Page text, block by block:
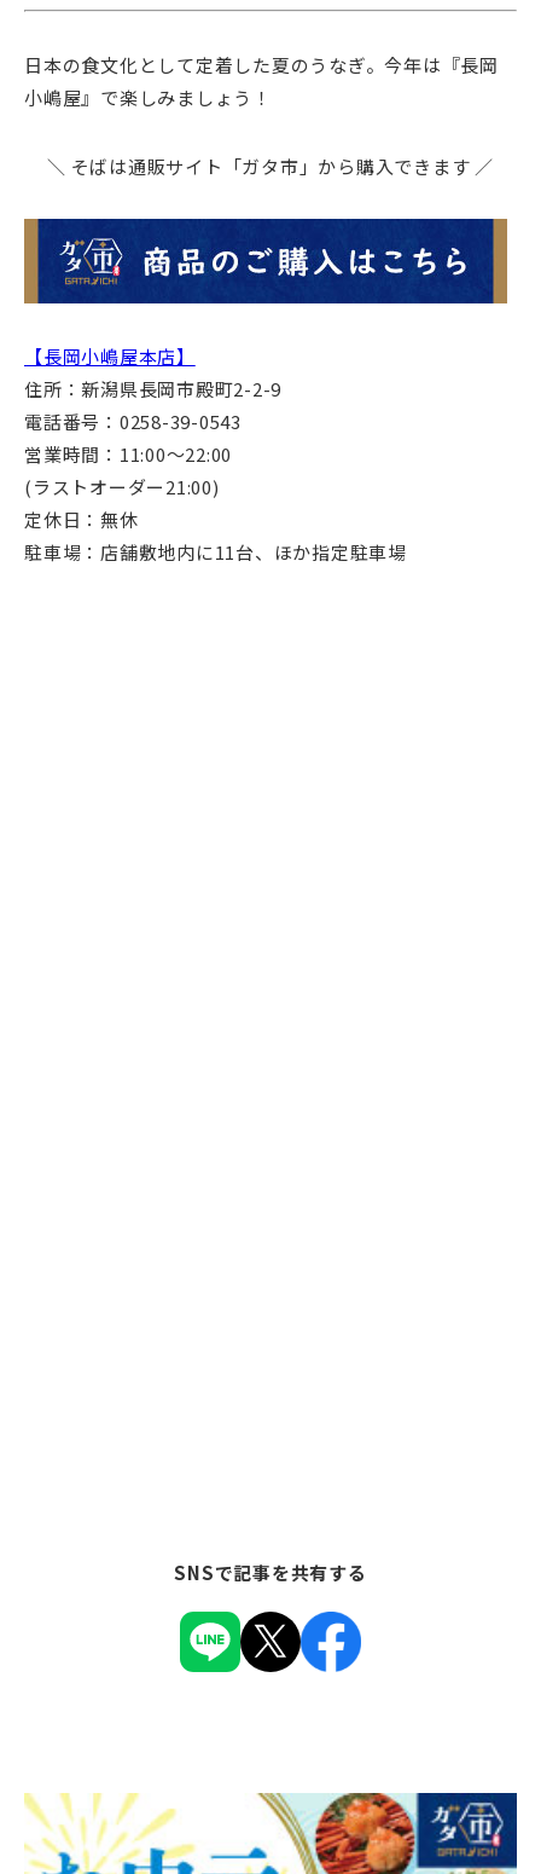
日本の食文化として定着した夏のうなぎ。今年は『長岡
小嶋屋』で楽しみましょう！
＼ そばは通販サイト「ガタ市」から購入できます ／
【長岡小嶋屋本店】
住所：新潟県長岡市殿町2-2-9
電話番号：0258-39-0543
営業時間：11:00～22:00
(ラストオーダー21:00)
定休日：無休
駐車場：店舗敷地内に11台、ほか指定駐車場
SNSで記事を共有する